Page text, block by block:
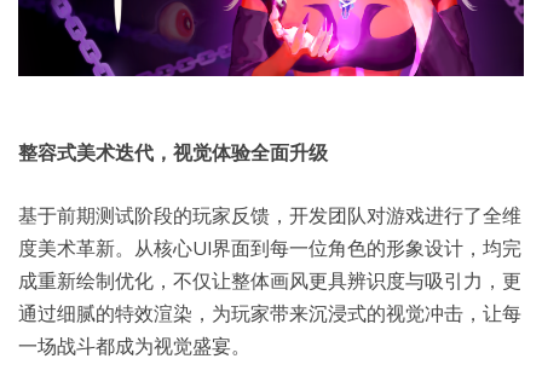
整容式美术迭代，视觉体验全面升级
基于前期测试阶段的玩家反馈，开发团队对游戏进行了全维
度美术革新。从核心UI界面到每一位角色的形象设计，均完
成重新绘制优化，不仅让整体画风更具辨识度与吸引力，更
通过细腻的特效渲染，为玩家带来沉浸式的视觉冲击，让每
一场战斗都成为视觉盛宴。